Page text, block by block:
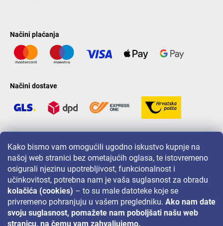
Kako bismo vam omogućili ugodno iskustvo kupnje na
našoj web stranici bez ometajućih oglasa, te istovremeno
osigurali njezinu upotrebljivost, funkcionalnost i
učinkovitost, potrebna nam je vaša suglasnost za obradu
kolačića (cookies) – to su male datoteke koje se
privremeno pohranjuju u vašem pregledniku. Ako nam date
svoju suglasnost, pomažete nam poboljšati našu web
stranicu, na čemu vam zahvaljujemo.
Načini plaćanja
Načini dostave
Za akcije, nagradne igre i popuste pratite nas na: